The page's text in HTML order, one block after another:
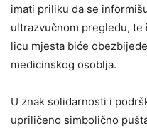
imati priliku da se
ultrazvučnom pregledu,
licu mjesta biće
medicinskog osoblja.
U znak solidarnosti i
upriličeno simbolično